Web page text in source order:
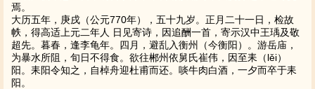
焉。
大历五年，庚戌（公元770年），五十九岁。正月二十一日，检故
帙，得高适上元二年人 日见寄诗，因追酬一首，寄示汉中王瑀及敬
超先。暮春，逢李龟年。四月，避乱入衡州（今衡阳）。游岳庙，
为暴水所阻，旬日不得食。欲往郴州依舅氏崔伟，因至耒（lěi）
阳。耒阳令知之，自棹舟迎杜甫而还。啖牛肉白酒，一夕而卒于耒
阳。